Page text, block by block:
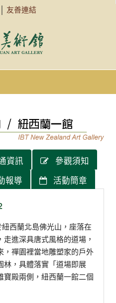
友善連結
資訊
參觀須知
報導 活動簡章
西蘭北島佛光山，座落在
進深具唐式風格的道場，
，禪園裡當地雕塑家的戶外
林，具體落實「道場即展
殿兩側，紐西蘭一館二個